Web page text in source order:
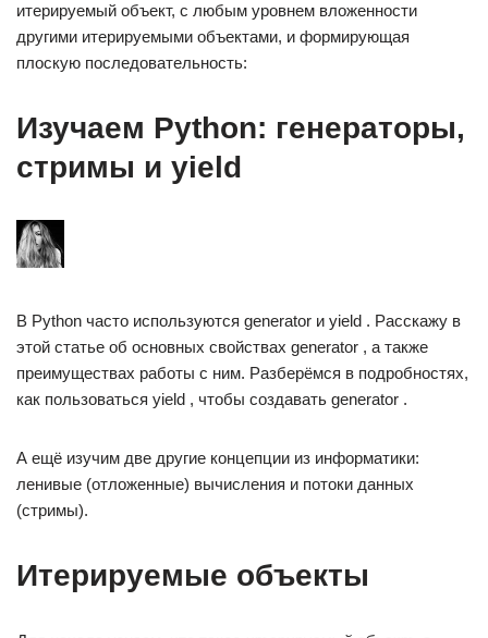
итерируемый объект, с любым уровнем вложенности
другими итерируемыми объектами, и формирующая
плоскую последовательность:
Изучаем Python: генераторы,
стримы и yield
В Python часто используются generator и yield . Расскажу в
этой статье об основных свойствах generator , а также
преимуществах работы с ним. Разберёмся в подробностях,
как пользоваться yield , чтобы создавать generator .
А ещё изучим две другие концепции из информатики:
ленивые (отложенные) вычисления и потоки данных
(стримы).
Итерируемые объекты